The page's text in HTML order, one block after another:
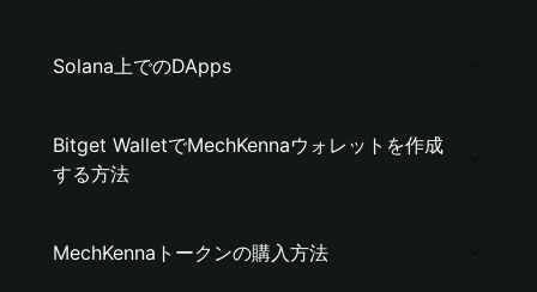
Solana上でのDApps
Bitget WalletでMechKennaウォレットを作成
する方法
MechKennaトークンの購入方法